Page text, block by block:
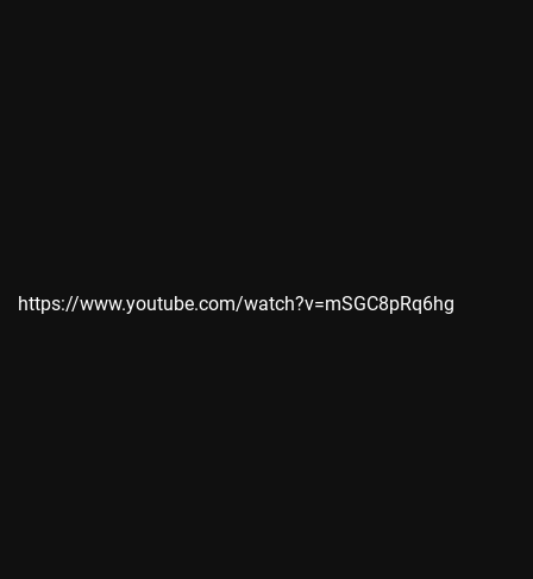
https://www.youtube.com/watch?v=mSGC8pRq6hg